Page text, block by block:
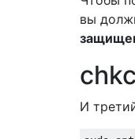
вы
И